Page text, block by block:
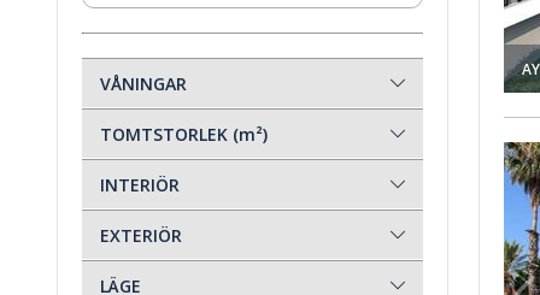
Hyresintäktsgaranti(44)
Köp i delbetalningar
Korttidsuthyrning
VÅNINGAR
TOMTSTORLEK (m²)
INTERIÖR
EXTERIÖR
LÄGE